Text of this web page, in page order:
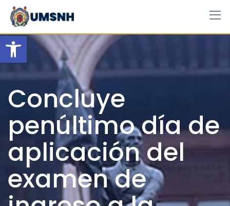
Open toolbar
Skip
content
Concluye
penúltimo día de
aplicación del
examen de